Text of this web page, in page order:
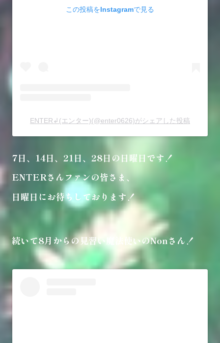
この投稿をInstagramで見る
ENTER↲(エンター)(@enter0626)がシェアした投稿
7日、14日、21日、28日の日曜日です！
ENTERさんファンの皆さま、
日曜日にお待ちしております！
続いて8月からの見習い魔法使いのNonさん！